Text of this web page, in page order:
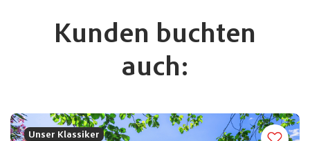
Kunden buchten
auch:
Unser Klassiker